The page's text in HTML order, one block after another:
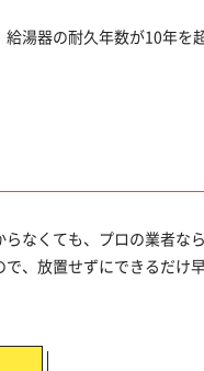
湯器の耐久年数が10年を
なくても、プロの業者な
で、放置せずにできるだけ